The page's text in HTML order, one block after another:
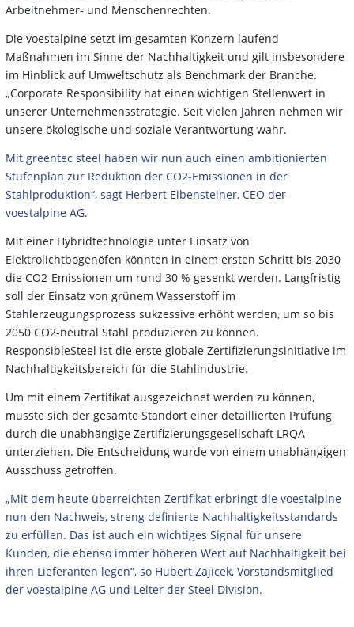
Arbeitnehmer- und Menschenrechten.
Die voestalpine setzt im gesamten Konzern laufend
Maßnahmen im Sinne der Nachhaltigkeit und gilt insbesondere
im Hinblick auf Umweltschutz als Benchmark der Branche.
„Corporate Responsibility hat einen wichtigen Stellenwert in
unserer Unternehmensstrategie. Seit vielen Jahren nehmen wir
unsere ökologische und soziale Verantwortung wahr.
Mit greentec steel haben wir nun auch einen ambitionierten
Stufenplan zur Reduktion der CO2-Emissionen in der
Stahlproduktion“, sagt Herbert Eibensteiner, CEO der
voestalpine AG.
Mit einer Hybridtechnologie unter Einsatz von
Elektrolichtbogenöfen könnten in einem ersten Schritt bis 2030
die CO2-Emissionen um rund 30 % gesenkt werden. Langfristig
soll der Einsatz von grünem Wasserstoff im
Stahlerzeugungsprozess sukzessive erhöht werden, um so bis
2050 CO2-neutral Stahl produzieren zu können.
ResponsibleSteel ist die erste globale Zertifizierungsinitiative im
Nachhaltigkeitsbereich für die Stahlindustrie.
Um mit einem Zertifikat ausgezeichnet werden zu können,
musste sich der gesamte Standort einer detaillierten Prüfung
durch die unabhängige Zertifizierungsgesellschaft LRQA
unterziehen. Die Entscheidung wurde von einem unabhängigen
Ausschuss getroffen.
„Mit dem heute überreichten Zertifikat erbringt die voestalpine
nun den Nachweis, streng definierte Nachhaltigkeitsstandards
zu erfüllen. Das ist auch ein wichtiges Signal für unsere
Kunden, die ebenso immer höheren Wert auf Nachhaltigkeit bei
ihren Lieferanten legen“, so Hubert Zajicek, Vorstandsmitglied
der voestalpine AG und Leiter der Steel Division.